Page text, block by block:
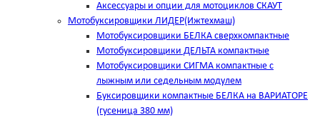
Аксессуары и опции для мотоциклов СКАУТ
Мотобуксировщики ЛИДЕР(Ижтехмаш)
Мотобуксировщики БЕЛКА сверхкомпактные
Мотобуксировщики ДЕЛЬТА компактные
Мотобуксировщики СИГМА компактные с
лыжным или седельным модулем
Буксировщики компактные БЕЛКА на ВАРИАТОРЕ
(гусеница 380 мм)